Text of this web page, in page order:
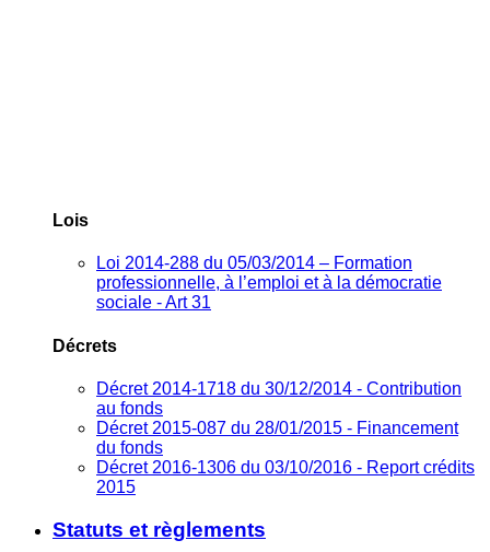
Lois
Loi 2014-288 du 05/03/2014 – Formation
professionnelle, à l’emploi et à la démocratie
sociale - Art 31
Décrets
Décret 2014-1718 du 30/12/2014 - Contribution
au fonds
Décret 2015-087 du 28/01/2015 - Financement
du fonds
Décret 2016-1306 du 03/10/2016 - Report crédits
2015
Statuts et règlements